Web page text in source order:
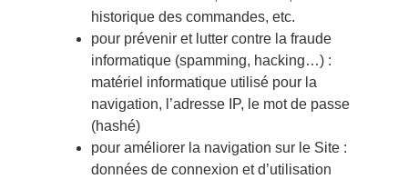
historique des commandes, etc.
pour prévenir et lutter contre la fraude
informatique (spamming, hacking…) :
matériel informatique utilisé pour la
navigation, l’adresse IP, le mot de passe
(hashé)
pour améliorer la navigation sur le Site :
données de connexion et d’utilisation